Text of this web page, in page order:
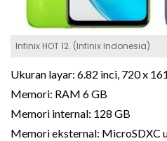
Infinix HOT 12. (Infinix Indonesia)
Ukuran layar: 6.82 inci, 720 x
Memori: RAM 6 GB
Memori internal: 128 GB
Memori eksternal: MicroSDXC